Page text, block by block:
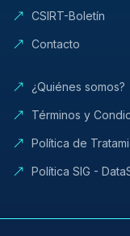
CSIRT-Boletín
Contacto
¿Quiénes somos?
Términos y
Política de
Política SIG -